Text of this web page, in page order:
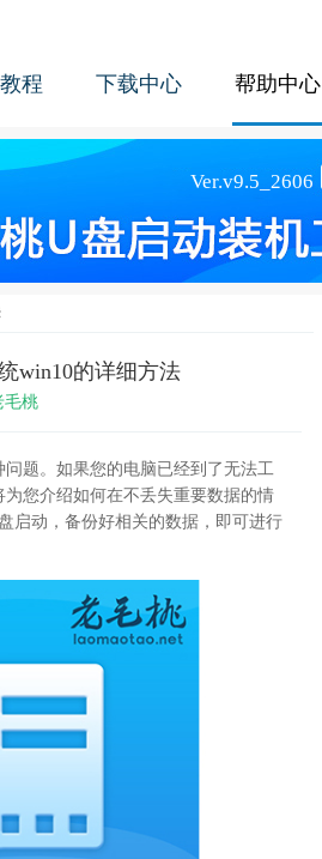
程 下载中心 帮助中心
win10的详细方法
毛桃
题。如果您的电脑已经到了无法工
您介绍如何在不丢失重要数据的情
启动，备份好相关的数据，即可进行